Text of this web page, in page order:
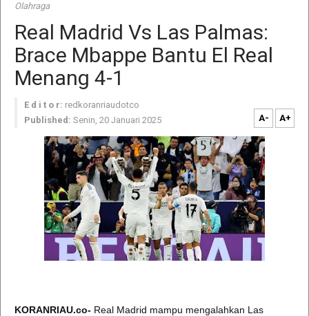
Olahraga
Real Madrid Vs Las Palmas:
Brace Mbappe Bantu El Real
Menang 4-1
E d i t o r: redkoranriaudotco
Published: Senin, 20 Januari 2025 A- A+
KORANRIAU.co- Real Madrid mampu mengalahkan Las